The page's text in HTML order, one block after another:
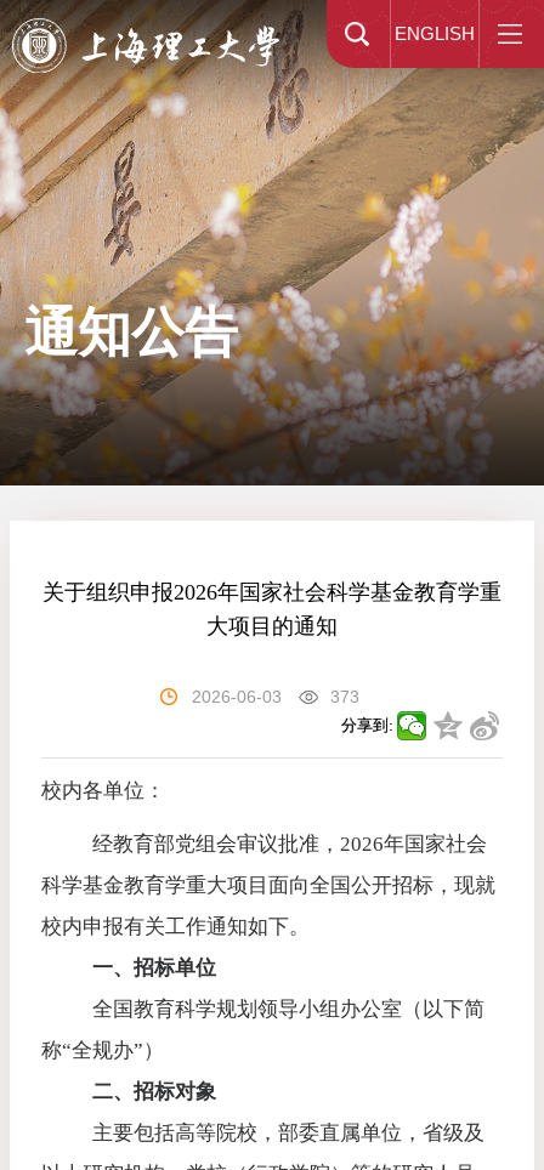
ENGLISH
通知公告
关于组织申报2026年国家社会科学基金教育学重
大项目的通知
2026-06-03 373
分享到:
校内各单位：
经教育部党组会审议批准，2026年国家社会
科学基金教育学重大项目面向全国公开招标，现就
校内申报有关工作通知如下。
一、招标单位
全国教育科学规划领导小组办公室（以下简
称“全规办”）
二、招标对象
主要包括高等院校，部委直属单位，省级及